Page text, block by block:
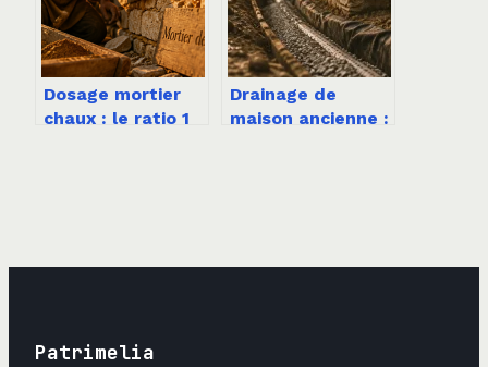
Dosage mortier
chaux : le ratio 1
Drainage de
maison ancienne :
Patrimelia